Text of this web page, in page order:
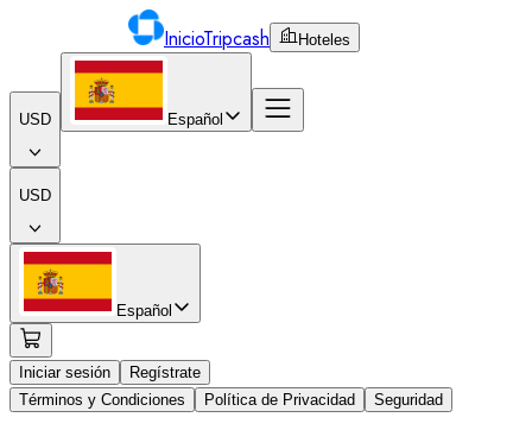
InicioTripcash Hoteles
USD Español
USD
Español
Iniciar sesión
Regístrate
Términos y Condiciones
Política de Privacidad Seguridad